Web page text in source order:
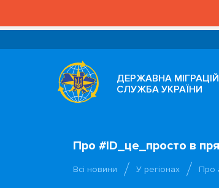
ДЕРЖАВНА
СЛУЖБА УКРАЇНИ
Про #ID_це_просто в
Всі новини У регіонах Про